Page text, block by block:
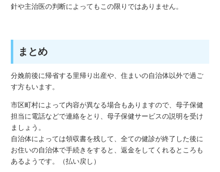
針や主治医の判断によってもこの限りではありません。
まとめ
分娩前後に帰省する里帰り出産や、住まいの自治体以外で過ご
す方もいます。
市区町村によって内容が異なる場合もありますので、母子保健
担当に電話などで連絡をとり、母子保健サービスの説明を受け
ましょう。
自治体によっては領収書を残して、全ての健診が終了した後に
お住いの自治体で手続きをすると、返金をしてくれるところも
あるようです。（払い戻し）